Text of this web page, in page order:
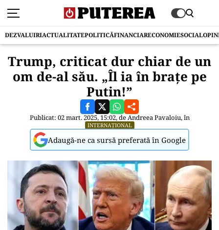
DEZVALUIRIACTUALITATEPOLITICĂFINANCIARECONOMIESOCIAL
Trump, criticat dur chiar de un
om de-al său. „Îl ia în brațe pe
Putin!”
Publicat: 02 mart. 2025, 15:02, deAndreea Pavaloiu, în
INTERNAȚIONAL
Adaugă-ne ca sursă preferată în Google